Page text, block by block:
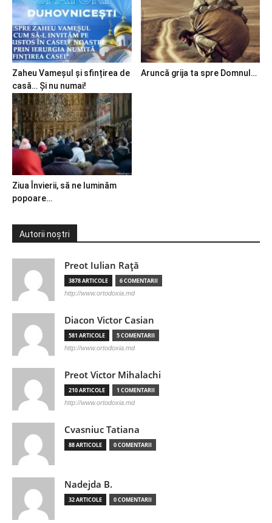
Zaheu Vameșul și sfințirea de
casă… Și nu numai!
Aruncă grija ta spre Domnul…
Ziua Învierii, să ne luminăm
popoare…
Autorii noștri
Preot Iulian Raţă
3878 ARTICOLE 6 COMENTARII
http://www.ortodoxia.md
Diacon Victor Casian
581 ARTICOLE 5 COMENTARII
http://www.ortodoxia.md
Preot Victor Mihalachi
210 ARTICOLE 1 COMENTARII
http://www.ortodoxia.md
Cvasniuc Tatiana
88 ARTICOLE 0 COMENTARII
Nadejda B.
32 ARTICOLE 0 COMENTARII